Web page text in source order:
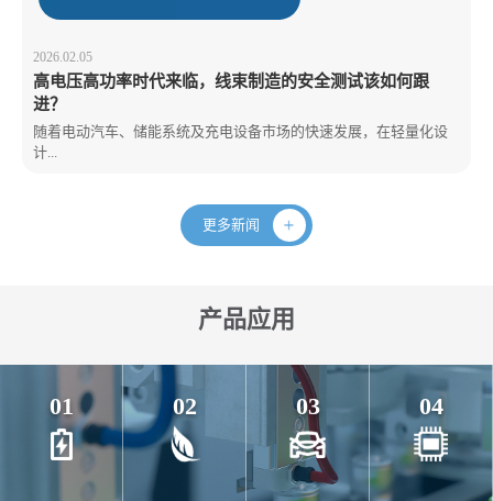
2026.02.05
高电压高功率时代来临，线束制造的安全测试该如何跟
进？
随着电动汽车、储能系统及充电设备市场的快速发展，在轻量化设
计...
更多新闻
产品应用
01 02 03 04